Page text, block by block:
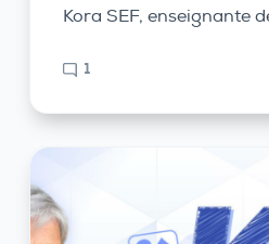
Kora SEF, enseignante
1